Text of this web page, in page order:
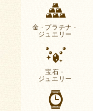
金 ・ プラチナ ・
ジュエリー
宝石 ・
ジュエリー